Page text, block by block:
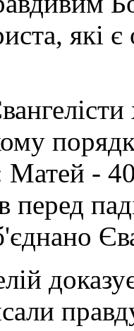
які
Матей -
перед